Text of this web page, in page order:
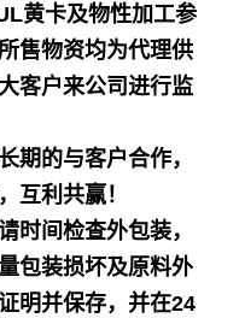
黄卡及物性加工参
售物资均为代理供
客户来公司进行监
期的与客户合作，
互利共赢！
时间检查外包装，
包装损坏及原料外
明并保存，并在24